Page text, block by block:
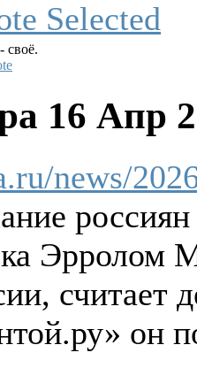
своё.
16 Апр
news/
Эрролом
считает
он